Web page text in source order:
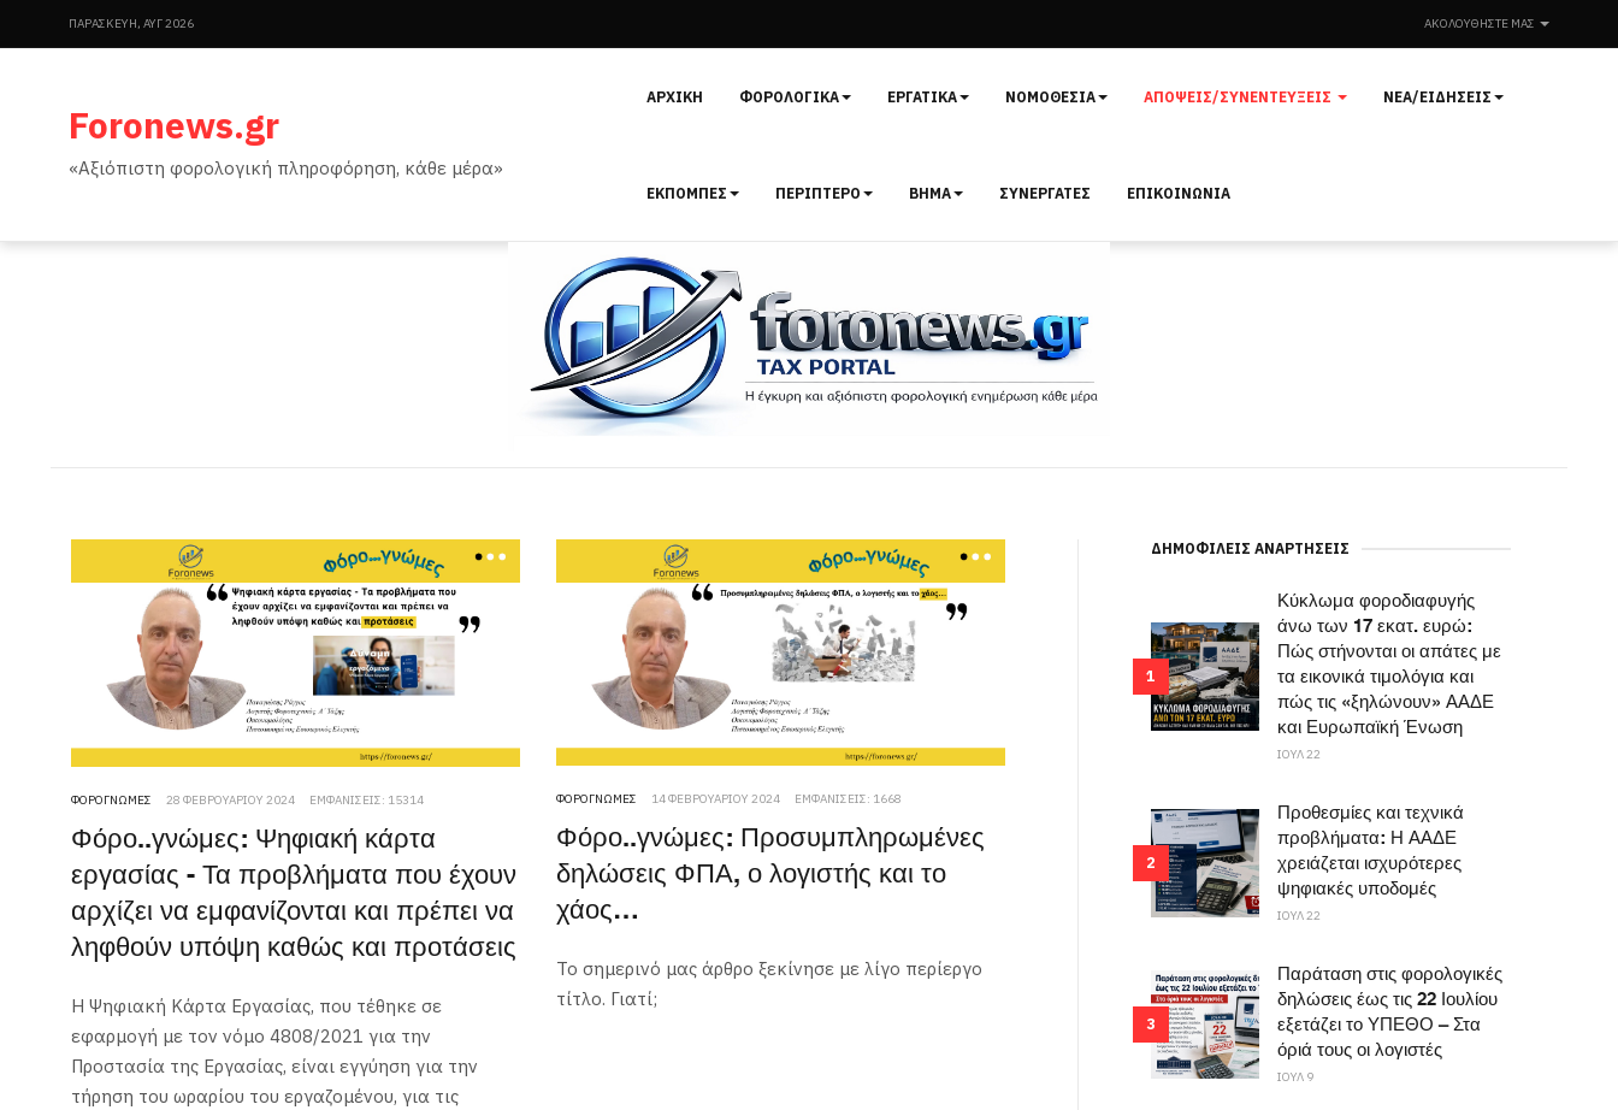
ΠΑΡΑΣΚΕΥΉ, ΑΥΓ 2026 ΑΚΟΛΟΥΘΉΣΤΕ ΜΑΣ
Foronews.gr
«Αξιόπιστη φορολογική πληροφόρηση, κάθε μέρα»
ΑΡΧΙΚΉ ΦΟΡΟΛΟΓΙΚΆ ΕΡΓΑΤΙΚΆ ΝΟΜΟΘΕΣΊΑ ΑΠΌΨΕΙΣ/ΣΥΝΕΝΤΕΎΞΕΙΣ ΝΈΑ/ΕΙΔΉΣΕΙΣ
ΕΚΠΟΜΠΈΣ ΠΕΡΊΠΤΕΡΟ ΒΉΜΑ ΣΥΝΕΡΓΆΤΕΣ ΕΠΙΚΟΙΝΩΝΊΑ
ΦΟΡΟΓΝΏΜΕΣ 28 ΦΕΒΡΟΥΑΡΊΟΥ 2024 ΕΜΦΑΝΊΣΕΙΣ: 15314
Φόρο..γνώμες: Ψηφιακή κάρτα
εργασίας - Τα προβλήματα που έχουν
αρχίζει να εμφανίζονται και πρέπει να
ληφθούν υπόψη καθώς και προτάσεις
Η Ψηφιακή Κάρτα Εργασίας, που τέθηκε σε
εφαρμογή με τον νόμο 4808/2021 για την
Προστασία της Εργασίας, είναι εγγύηση για την
τήρηση του ωραρίου του εργαζομένου, για τις
ΦΟΡΟΓΝΏΜΕΣ 14 ΦΕΒΡΟΥΑΡΊΟΥ 2024 ΕΜΦΑΝΊΣΕΙΣ: 1668
Φόρο..γνώμες: Προσυμπληρωμένες
δηλώσεις ΦΠΑ, ο λογιστής και το
χάος…
Το σημερινό μας άρθρο ξεκίνησε με λίγο περίεργο
τίτλο. Γιατί;
ΔΗΜΟΦΙΛΕΊΣ ΑΝΑΡΤΉΣΕΙΣ
1
Κύκλωμα φοροδιαφυγής
άνω των 17 εκατ. ευρώ:
Πώς στήνονται οι απάτες με
τα εικονικά τιμολόγια και
πώς τις «ξηλώνουν» ΑΑΔΕ
και Ευρωπαϊκή Ένωση
ΙΟΥΛ 22
2
Προθεσμίες και τεχνικά
προβλήματα: Η ΑΑΔΕ
χρειάζεται ισχυρότερες
ψηφιακές υποδομές
ΙΟΥΛ 22
3
Παράταση στις φορολογικές
δηλώσεις έως τις 22 Ιουλίου
εξετάζει το ΥΠΕΘΟ – Στα
όριά τους οι λογιστές
ΙΟΥΛ 9